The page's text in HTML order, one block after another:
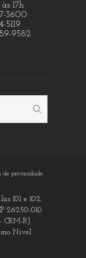
17h
3600
9582
de privacidade
101 e 102,
26250-010
RJ
Nível